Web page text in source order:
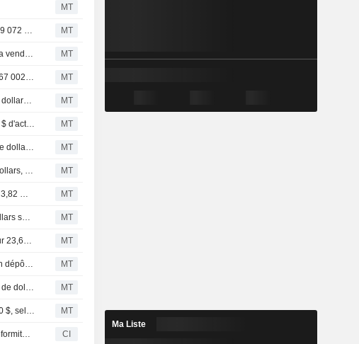
MT
Un initié de Las Vegas Sands cède des actions pour une valeur de 5 269 072 $, selon un récent dépôt à la SEC MT
Selon un récent dépôt auprès de la SEC, un initié de Las Vegas Sands a vendu des actions d'une valeur de 50 092 442 dollars MT
Un initié de Las Vegas Sands a vendu des actions d'une valeur de 26 567 002 dollars, selon un récent dépôt auprès de la SEC MT
Un dirigeant de Las Vegas Sands cède des actions pour 9,2 millions de dollars, selon un dépôt auprès de la SEC MT
Le PDG de Las Vegas Sands, Robert G Goldstein, cède pour 7 017 000 $ d'actions selon un dépôt récent à la SEC MT
Un dirigeant de Las Vegas Sands cède des actions pour 15,9 millions de dollars, selon un dépôt auprès de la SEC MT
Un cadre de Las Vegas Sands cède des actions pour 3,75 millions de dollars, selon la SEC MT
Un dirigeant de Las Vegas Sands cède des actions pour un montant de 3,82 millions de dollars, selon un dépôt à la SEC MT
Un cadre de Las Vegas Sands cède des actions pour 6,5 millions de dollars selon un dépôt récent à la SEC MT
Le PDG de Las Vegas Sands, Robert G Goldstein, cède des actions pour 23,68 millions de dollars MT
Le PDG de Las Vegas Sands cède pour 53 024 153 $ d'actions selon un dépôt récent auprès de la SEC MT
Le PDG de Las Vegas Sands cède des actions pour près de 18 millions de dollars, selon un dépôt auprès de la SEC MT
Un administrateur de Las Vegas Sands cède des actions pour 1 082 600 $, selon un dépôt récent à la SEC MT
Las Vegas Sands Corp. nomme Mark Besca président du comité de conformité et membre du comité d'audit CI
Ma Liste